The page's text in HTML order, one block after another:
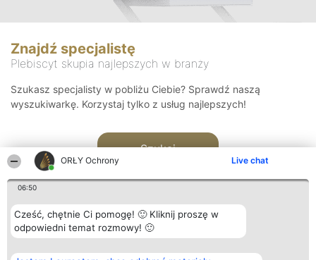
ORŁY Ochrony Live chat
06:50
Cześć, chętnie Ci pomogę! 🙂 Kliknij proszę w
odpowiedni temat rozmowy! 🙂
Znajdź specjalistę
Plebiscyt skupia najlepszych w branży
Szukasz specjalisty w pobliżu Ciebie? Sprawdź naszą
wyszukiwarkę. Korzystaj tylko z usług najlepszych!
Szukaj
Organizator plebiscytu Plebiscyt Kontakt